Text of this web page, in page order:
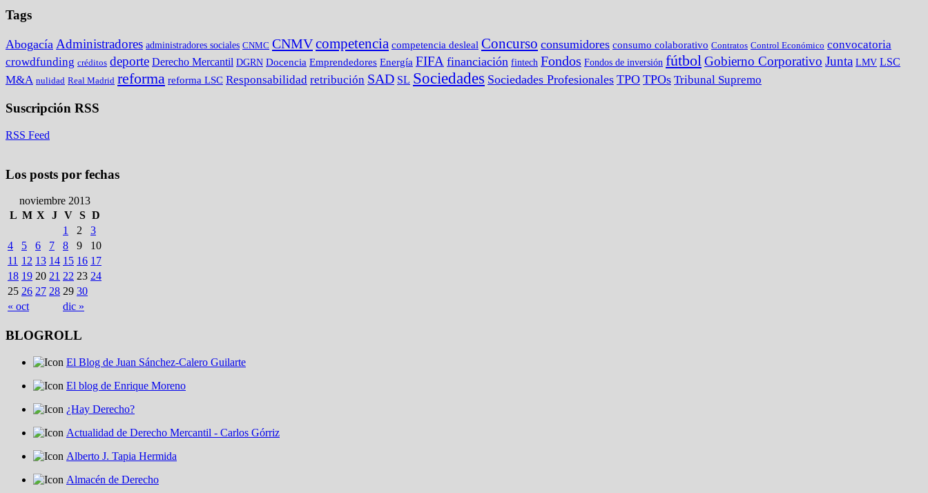
Tags
Abogacía Administradores administradores sociales CNMC CNMVcompetencia competencia desleal Concurso consumidores consumo colaborativo Contratos Control Económico convocatoria
crowdfunding créditos deporte Derecho Mercantil DGRN Docencia Emprendedores Energía FIFA financiación fintech Fondos Fondos de inversión fútbolGobierno Corporativo Junta LMV LSC
M&A nulidad Real Madrid reforma reforma LSC Responsabilidad retribución SAD SL Sociedades Sociedades Profesionales TPO TPOs Tribunal Supremo
Suscripción RSS
RSS Feed
Los posts por fechas
noviembre 2013
L M X J V S D
« oct dic »
1 2
3
4
5 6 7 8 9
10
11 12 13 14 15 16 17
18 19 20 21 22 23 24
25 26 27 28 29 30
BLOGROLL
El Blog de Juan Sánchez-Calero Guilarte
El blog de Enrique Moreno
¿Hay Derecho?
Actualidad de Derecho Mercantil - Carlos Górriz
Alberto J. Tapia Hermida
Almacén de Derecho